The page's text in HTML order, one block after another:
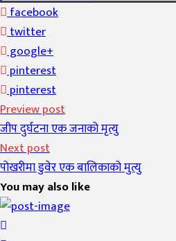
facebook
twitter
google+
pinterest
pinterest
Preview post
जीप दुर्घटना एक जनाको मृत्यु
Next post
पोखरीमा डुवेर एक बालिकाको मुत्यु
You may also like